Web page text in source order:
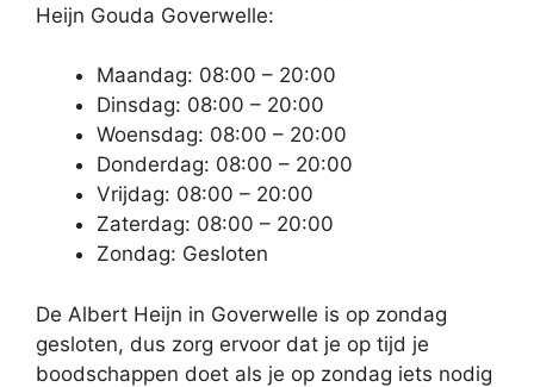
Heijn Gouda Goverwelle:
Maandag: 08:00 – 20:00
Dinsdag: 08:00 – 20:00
Woensdag: 08:00 – 20:00
Donderdag: 08:00 – 20:00
Vrijdag: 08:00 – 20:00
Zaterdag: 08:00 – 20:00
Zondag: Gesloten
De Albert Heijn in Goverwelle is op zondag
gesloten, dus zorg ervoor dat je op tijd je
boodschappen doet als je op zondag iets nodig